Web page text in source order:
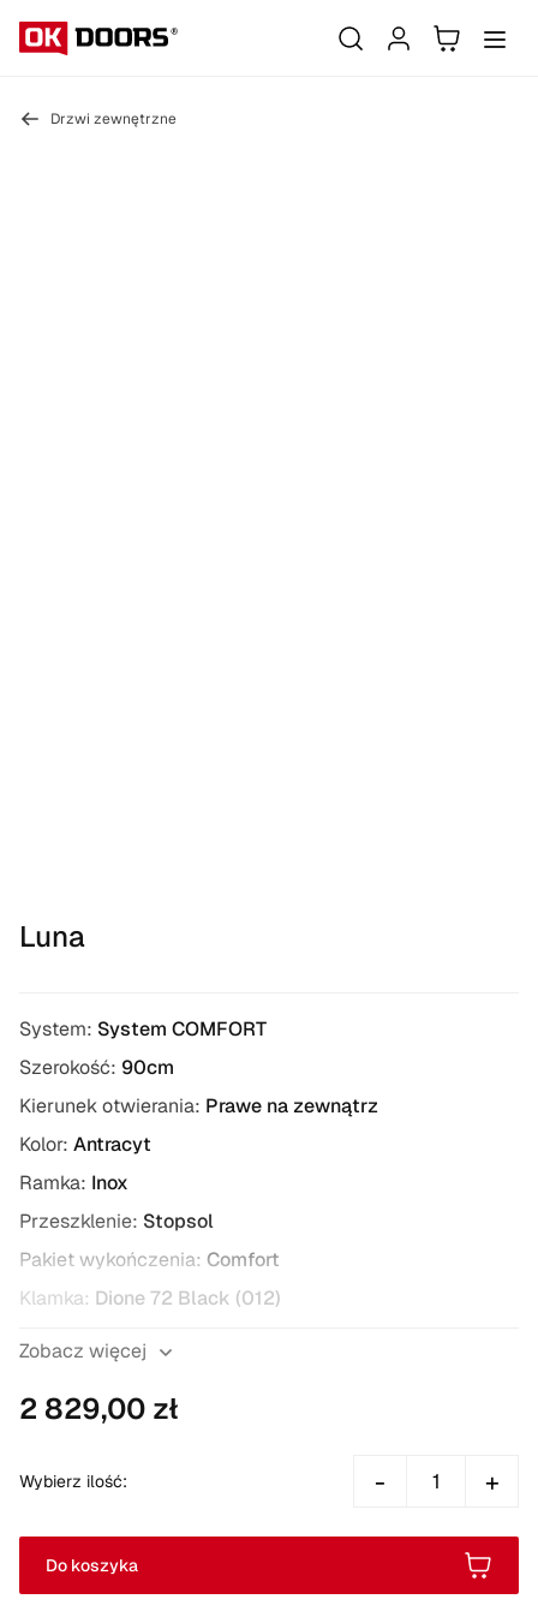
Drzwi zewnętrzne
Luna
System: System COMFORT
Szerokość: 90cm
Kierunek otwierania: Prawe na zewnątrz
Kolor: Antracyt
Ramka: Inox
Przeszklenie: Stopsol
Pakiet wykończenia: Comfort
Klamka: Dione 72 Black (012)
Wkładka:
Klucz - Klucz / Klucz - Gałka (07B)
Zobacz więcej
2 829,00 zł
Wybierz ilość: - +
Do koszyka